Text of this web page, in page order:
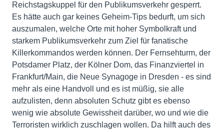
Reichstagskuppel für den Publikumsverkehr gesperrt.
Es hätte auch gar keines Geheim-Tips bedurft, um sich
auszumalen, welche Orte mit hoher Symbolkraft und
starkem Publikumsverkehr zum Ziel für fanatische
Killerkommandos werden können. Der Fernsehturm, der
Potsdamer Platz, der Kölner Dom, das Finanzviertel in
Frankfurt/Main, die Neue Synagoge in Dresden - es sind
mehr als eine Handvoll und es ist müßig, sie alle
aufzulisten, denn absoluten Schutz gibt es ebenso
wenig wie absolute Gewissheit darüber, wo und wie die
Terroristen wirklich zuschlagen wollen. Da hilft auch des